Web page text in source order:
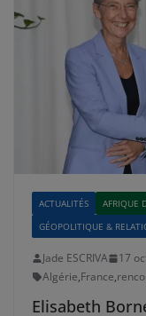
ACTUALITÉS
AFRIQUE
GÉOPOLITIQUE &
Jade ESCRIVA 17
Algérie,France,
Elisabeth